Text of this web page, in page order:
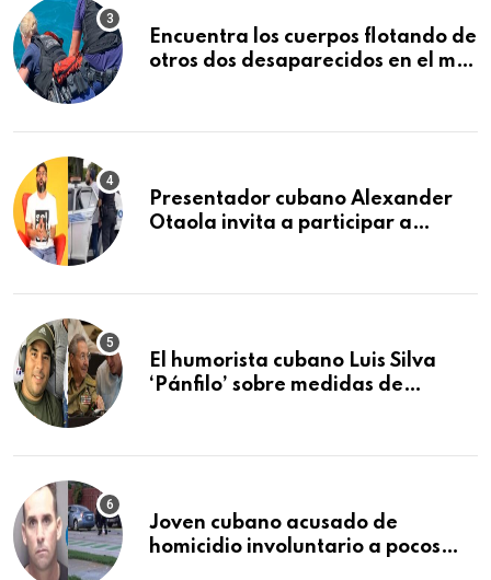
Encuentra los cuerpos flotando de
otros dos desaparecidos en el mar
Presentador cubano Alexander
Otaola invita a participar a
que lo detuvo durante una
El humorista cubano Luis Silva
‘Pánfilo’ sobre medidas de
Joven cubano acusado de
homicidio involuntario a pocos